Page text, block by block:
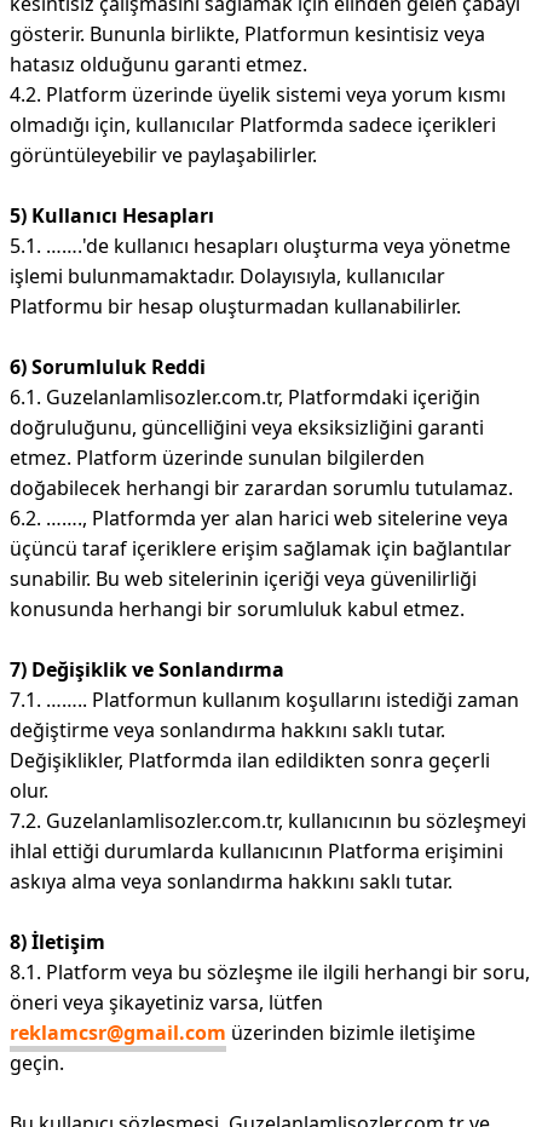
gösterir. Bununla birlikte, Platformun kesintisiz veya
hatasız olduğunu garanti etmez.
4.2. Platform üzerinde üyelik sistemi veya yorum kısmı
olmadığı için, kullanıcılar Platformda sadece içerikleri
görüntüleyebilir ve paylaşabilirler.
5) Kullanıcı Hesapları
5.1. …….'de kullanıcı hesapları oluşturma veya yönetme
işlemi bulunmamaktadır. Dolayısıyla, kullanıcılar
Platformu bir hesap oluşturmadan kullanabilirler.
6) Sorumluluk Reddi
6.1. Guzelanlamlisozler.com.tr, Platformdaki içeriğin
doğruluğunu, güncelliğini veya eksiksizliğini garanti
etmez. Platform üzerinde sunulan bilgilerden
doğabilecek herhangi bir zarardan sorumlu tutulamaz.
6.2. ……., Platformda yer alan harici web sitelerine veya
üçüncü taraf içeriklere erişim sağlamak için bağlantılar
sunabilir. Bu web sitelerinin içeriği veya güvenilirliği
konusunda herhangi bir sorumluluk kabul etmez.
7) Değişiklik ve Sonlandırma
7.1. …….. Platformun kullanım koşullarını istediği zaman
değiştirme veya sonlandırma hakkını saklı tutar.
Değişiklikler, Platformda ilan edildikten sonra geçerli
olur.
7.2. Guzelanlamlisozler.com.tr, kullanıcının bu sözleşmeyi
ihlal ettiği durumlarda kullanıcının Platforma erişimini
askıya alma veya sonlandırma hakkını saklı tutar.
8) İletişim
8.1. Platform veya bu sözleşme ile ilgili herhangi bir soru,
öneri veya şikayetiniz varsa, lütfen
reklamcsr@gmail.com üzerinden bizimle iletişime
geçin.